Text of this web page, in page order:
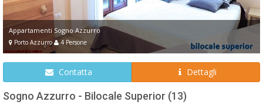
Appartamenti Sogno Azzurro
Porto Azzurro 4 Persone
Contatta Dettagli
Sogno Azzurro - Bilocale Superior (13)